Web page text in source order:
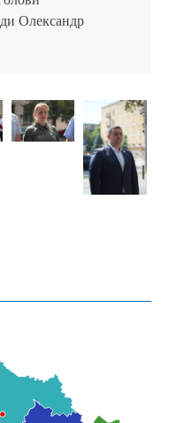
Олександр